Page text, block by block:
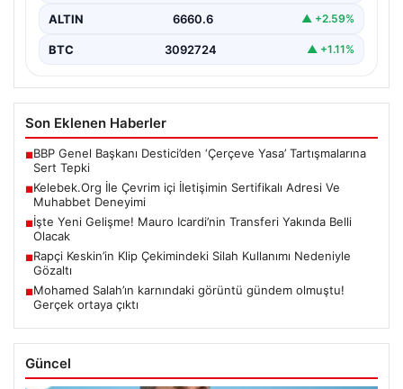
ALTIN 6660.6 ▲ +2.59%
BTC 3092724 ▲ +1.11%
Son Eklenen Haberler
■BBP Genel Başkanı Destici’den ‘Çerçeve Yasa’ Tartışmalarına
Sert Tepki
■Kelebek.Org İle Çevrim içi İletişimin Sertifikalı Adresi Ve
Muhabbet Deneyimi
■İşte Yeni Gelişme! Mauro Icardi’nin Transferi Yakında Belli
Olacak
■Rapçi Keskin’in Klip Çekimindeki Silah Kullanımı Nedeniyle
Gözaltı
■Mohamed Salah’ın karnındaki görüntü gündem olmuştu!
Gerçek ortaya çıktı
Güncel